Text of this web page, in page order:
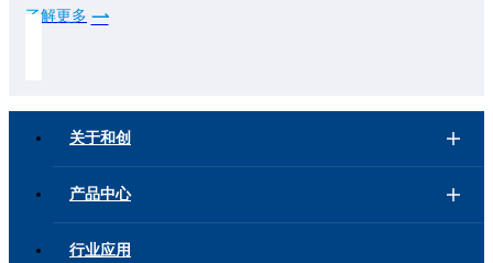
锋奖。这代表和创化学在可持续发展方面做出的不断努力得到了客户
了解更多
关于和创
产品中心
行业应用